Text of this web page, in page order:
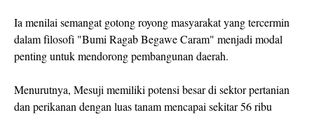
Ia menilai semangat gotong royong masyarakat yang tercermin
dalam filosofi "Bumi Ragab Begawe Caram" menjadi modal
penting untuk mendorong pembangunan daerah.
Menurutnya, Mesuji memiliki potensi besar di sektor pertanian
dan perikanan dengan luas tanam mencapai sekitar 56 ribu